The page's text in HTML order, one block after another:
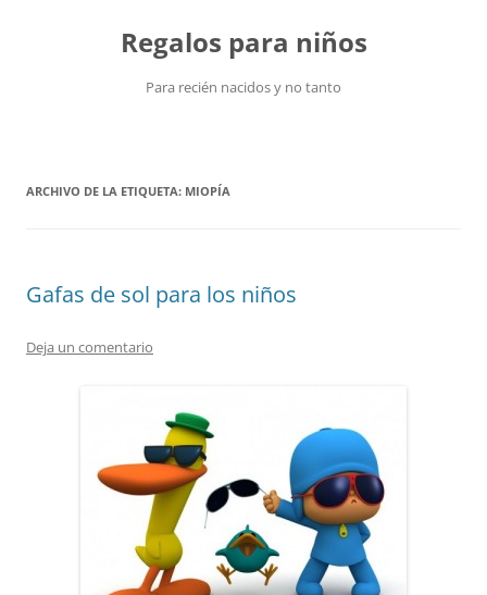
Regalos para niños
Para recién nacidos y no tanto
ARCHIVO DE LA ETIQUETA: MIOPÍA
Gafas de sol para los niños
Deja un comentario